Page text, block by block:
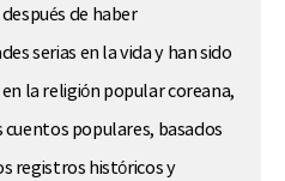
de haber
serias en la vida y han sido
la religión popular coreana,
cuentos populares, basados
registros históricos y